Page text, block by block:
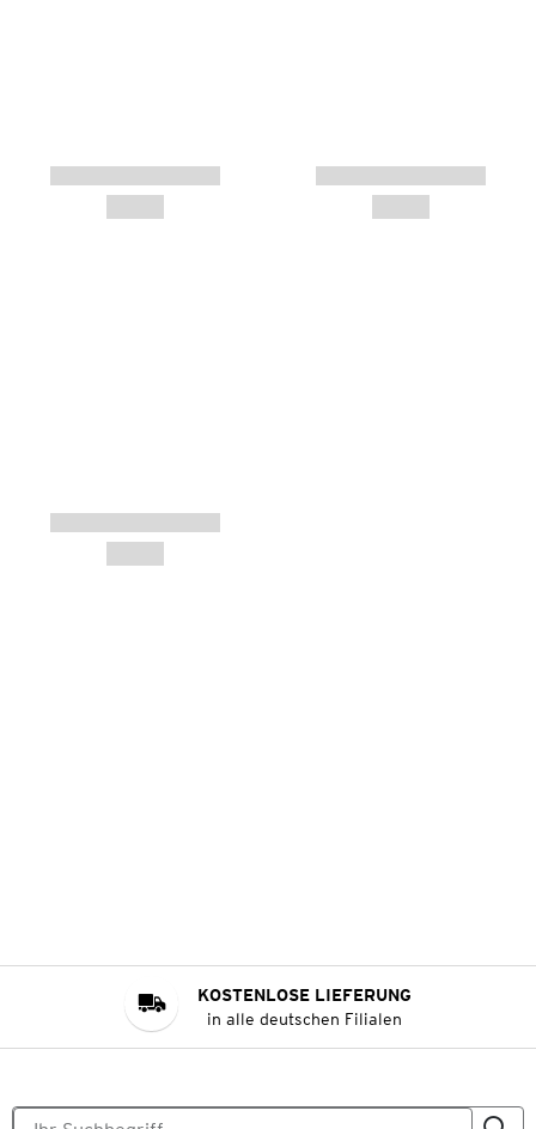
KOSTENLOSE LIEFERUNG
in alle deutschen Filialen